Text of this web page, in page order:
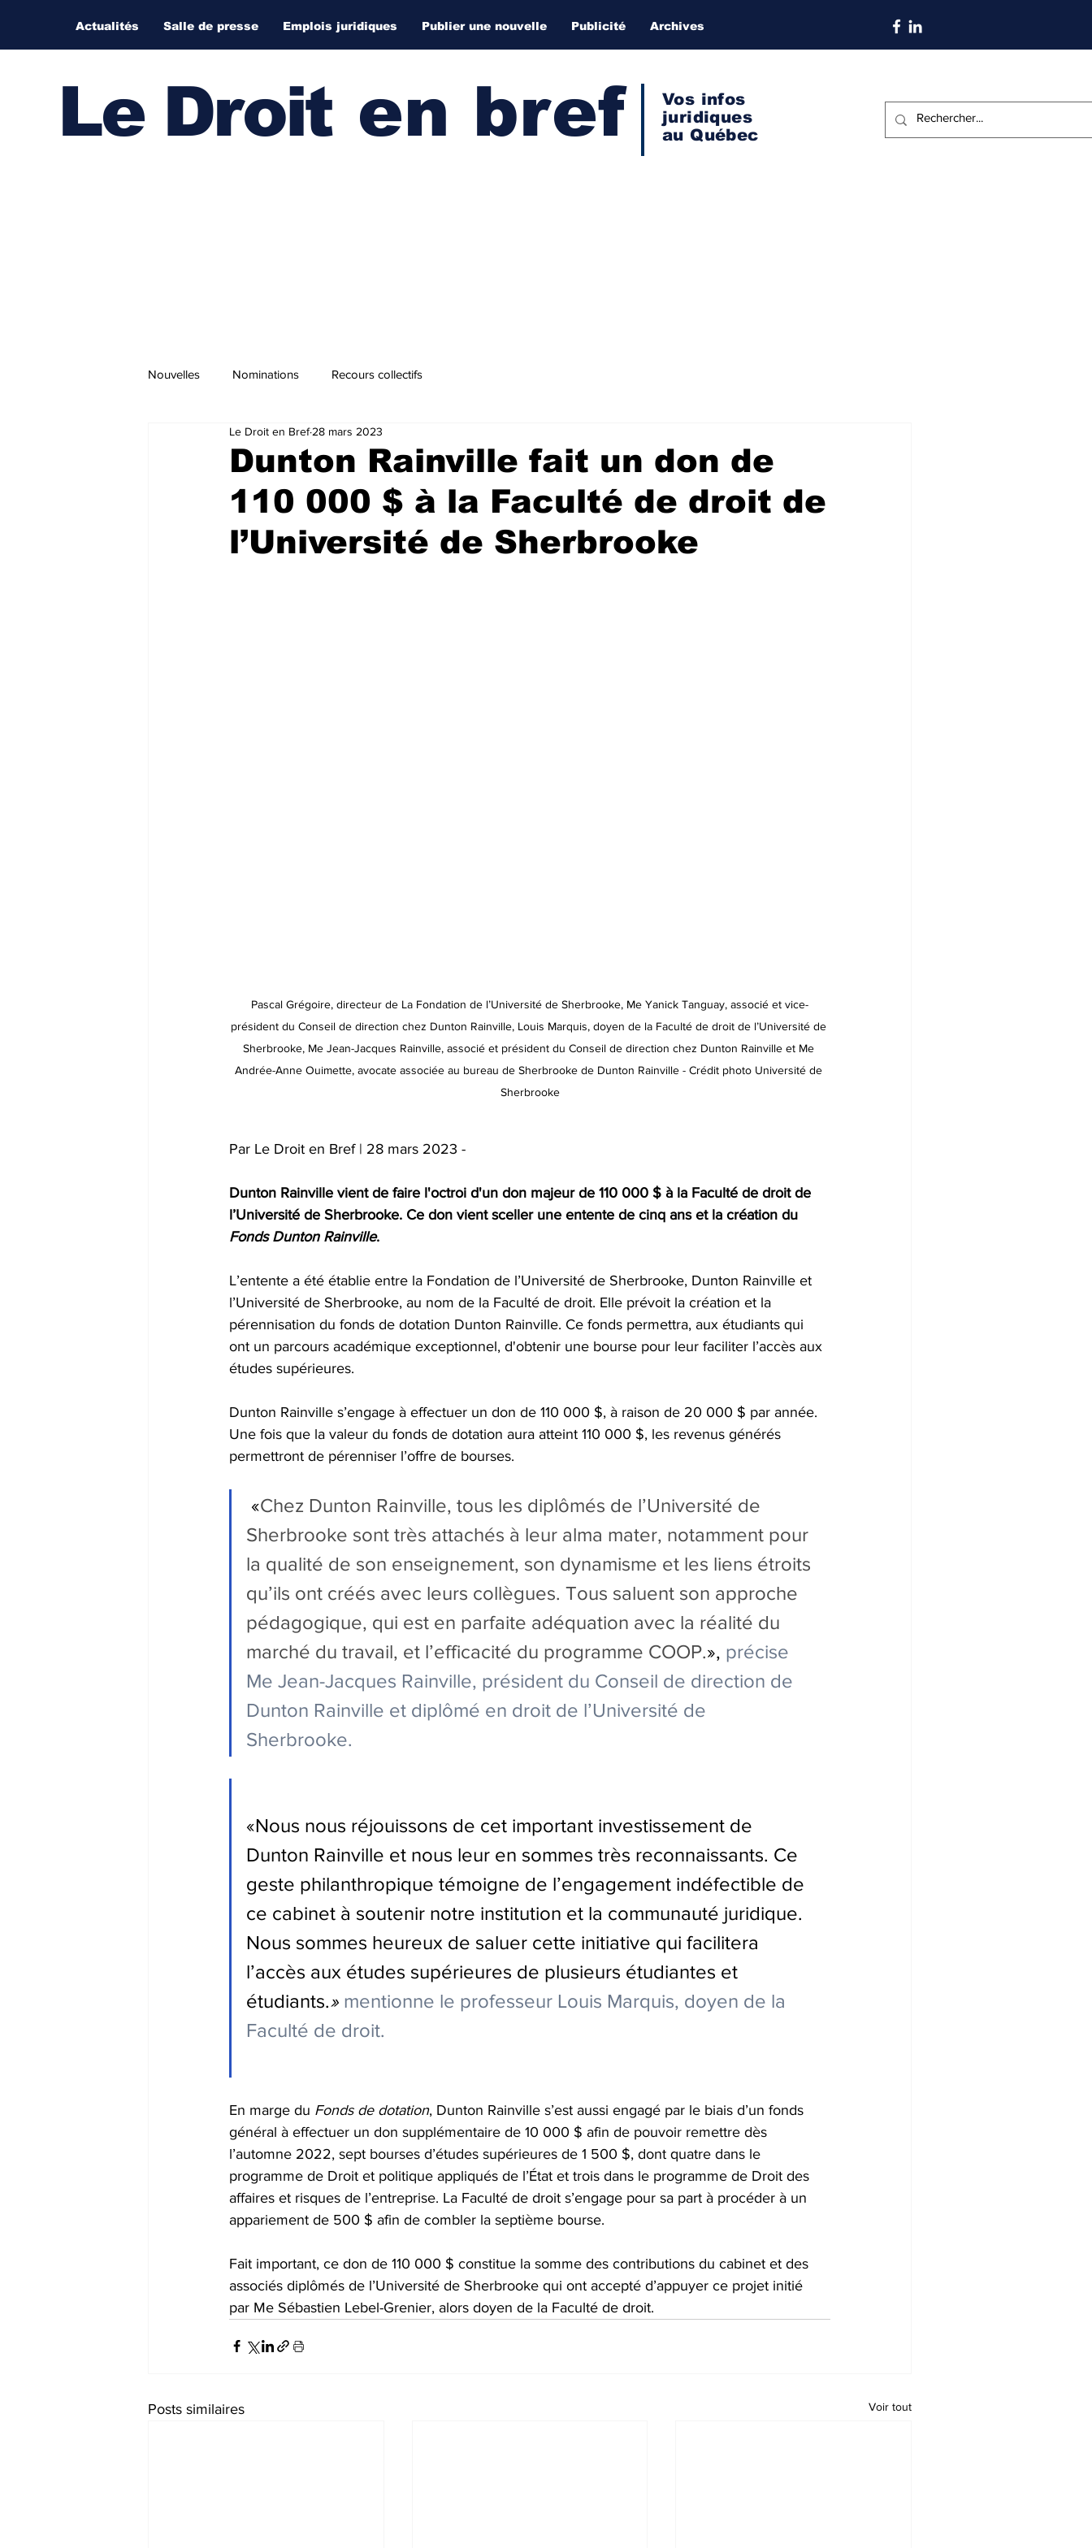
Actualités Salle de presse Emplois juridiques Publier une nouvelle Publicité Archives S'abonner aux nouvelles
Le Droit en bref
Vos infos
juridiques
au Québec
Nouvelles Nominations Recours collectifs
Dunton Rainville fait un don de
110 000 $ à la Faculté de droit de
l’Université de Sherbrooke
Le Droit en Bref 28 mars 2023
Pascal Grégoire, directeur de La Fondation de l’Université de Sherbrooke, Me Yanick Tanguay, associé et vice-
président du Conseil de direction chez Dunton Rainville, Louis Marquis, doyen de la Faculté de droit de l’Université de
Sherbrooke, Me Jean-Jacques Rainville, associé et président du Conseil de direction chez Dunton Rainville et Me
Andrée-Anne Ouimette, avocate associée au bureau de Sherbrooke de Dunton Rainville - Crédit photo Université de
Sherbrooke
Par Le Droit en Bref | 28 mars 2023 -
Dunton Rainville vient de faire l'octroi d'un don majeur de 110 000 $ à la Faculté de droit de
l’Université de Sherbrooke. Ce don vient sceller une entente de cinq ans et la création du
Fonds Dunton Rainville.
L’entente a été établie entre la Fondation de l’Université de Sherbrooke, Dunton Rainville et
l’Université de Sherbrooke, au nom de la Faculté de droit. Elle prévoit la création et la
pérennisation du fonds de dotation Dunton Rainville. Ce fonds permettra, aux étudiants qui
ont un parcours académique exceptionnel, d'obtenir une bourse pour leur faciliter l’accès aux
études supérieures.
Dunton Rainville s’engage à effectuer un don de 110 000 $, à raison de 20 000 $ par année.
Une fois que la valeur du fonds de dotation aura atteint 110 000 $, les revenus générés
permettront de pérenniser l’offre de bourses.
«Chez Dunton Rainville, tous les diplômés de l’Université de
Sherbrooke sont très attachés à leur alma mater, notamment pour
la qualité de son enseignement, son dynamisme et les liens étroits
qu’ils ont créés avec leurs collègues. Tous saluent son approche
pédagogique, qui est en parfaite adéquation avec la réalité du
marché du travail, et l’efficacité du programme COOP.», précise
Me Jean-Jacques Rainville, président du Conseil de direction de
Dunton Rainville et diplômé en droit de l’Université de
Sherbrooke.
«Nous nous réjouissons de cet important investissement de
Dunton Rainville et nous leur en sommes très reconnaissants. Ce
geste philanthropique témoigne de l’engagement indéfectible de
ce cabinet à soutenir notre institution et la communauté juridique.
Nous sommes heureux de saluer cette initiative qui facilitera
l’accès aux études supérieures de plusieurs étudiantes et
étudiants.» mentionne le professeur Louis Marquis, doyen de la
Faculté de droit.
En marge du Fonds de dotation, Dunton Rainville s’est aussi engagé par le biais d’un fonds
général à effectuer un don supplémentaire de 10 000 $ afin de pouvoir remettre dès
l’automne 2022, sept bourses d’études supérieures de 1 500 $, dont quatre dans le
programme de Droit et politique appliqués de l’État et trois dans le programme de Droit des
affaires et risques de l’entreprise. La Faculté de droit s’engage pour sa part à procéder à un
appariement de 500 $ afin de combler la septième bourse.
Fait important, ce don de 110 000 $ constitue la somme des contributions du cabinet et des
associés diplômés de l’Université de Sherbrooke qui ont accepté d’appuyer ce projet initié
par Me Sébastien Lebel-Grenier, alors doyen de la Faculté de droit.
Posts similaires Voir tout